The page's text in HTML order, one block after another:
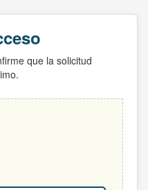
que la solicitud